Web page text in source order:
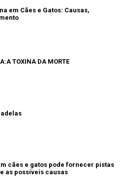
em Cães e Gatos: Causas,
TOXINA DA MORTE
cães e gatos pode fornecer pistas
as possíveis causas